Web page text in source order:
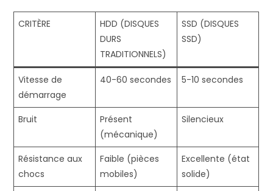
CRITÈRE
HDD (DISQUES
DURS
TRADITIONNELS)
SSD (DISQUES
SSD)
Vitesse de
démarrage
40-60 secondes 5-10 secondes
Bruit
Présent
(mécanique)
Silencieux
Résistance aux
chocs
Faible (pièces
mobiles)
Excellente (état
solide)